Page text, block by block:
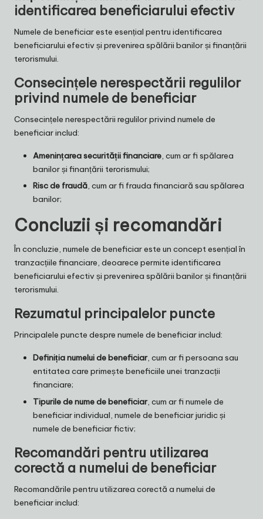
identificarea beneficiarului efectiv
Numele de beneficiar este esențial pentru identificarea
beneficiarului efectiv și prevenirea spălării banilor și finanțării
terorismului.
Consecințele nerespectării regulilor
privind numele de beneficiar
Consecințele nerespectării regulilor privind numele de
beneficiar includ:
Amenințarea securității financiare, cum ar fi spălarea
banilor și finanțării terorismului;
Risc de fraudă, cum ar fi frauda financiară sau spălarea
banilor;
Concluzii și recomandări
În concluzie, numele de beneficiar este un concept esențial în
tranzacțiile financiare, deoarece permite identificarea
beneficiarului efectiv și prevenirea spălării banilor și finanțării
terorismului.
Rezumatul principalelor puncte
Principalele puncte despre numele de beneficiar includ:
Definiția numelui de beneficiar, cum ar fi persoana sau
entitatea care primește beneficiile unei tranzacții
financiare;
Tipurile de nume de beneficiar, cum ar fi numele de
beneficiar individual, numele de beneficiar juridic și
numele de beneficiar fictiv;
Recomandări pentru utilizarea
corectă a numelui de beneficiar
Recomandările pentru utilizarea corectă a numelui de
beneficiar includ: